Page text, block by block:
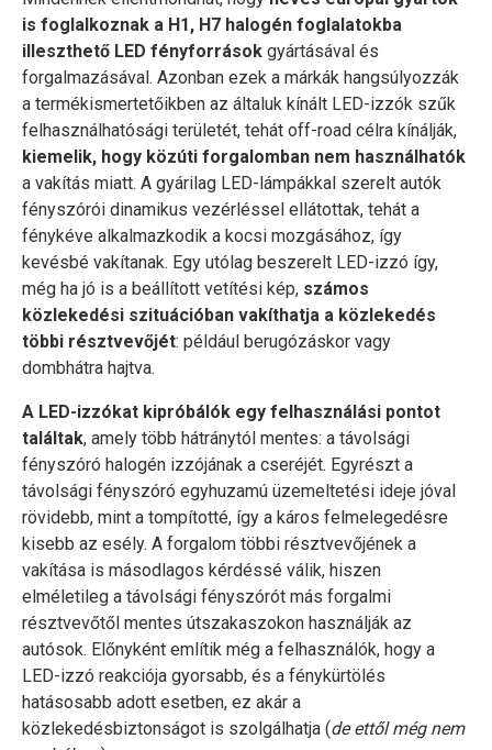
is foglalkoznak a H1, H7 halogén foglalatokba
illeszthető LED fényforrások gyártásával és
forgalmazásával. Azonban ezek a márkák hangsúlyozzák
a termékismertetőikben az általuk kínált LED-izzók szűk
felhasználhatósági területét, tehát off-road célra kínálják,
kiemelik, hogy közúti forgalomban nem használhatók
a vakítás miatt. A gyárilag LED-lámpákkal szerelt autók
fényszórói dinamikus vezérléssel ellátottak, tehát a
fénykéve alkalmazkodik a kocsi mozgásához, így
kevésbé vakítanak. Egy utólag beszerelt LED-izzó így,
még ha jó is a beállított vetítési kép, számos
közlekedési szituációban vakíthatja a közlekedés
többi résztvevőjét: például berugózáskor vagy
dombhátra hajtva.
A LED-izzókat kipróbálók egy felhasználási pontot
találtak, amely több hátránytól mentes: a távolsági
fényszóró halogén izzójának a cseréjét. Egyrészt a
távolsági fényszóró egyhuzamú üzemeltetési ideje jóval
rövidebb, mint a tompítotté, így a káros felmelegedésre
kisebb az esély. A forgalom többi résztvevőjének a
vakítása is másodlagos kérdéssé válik, hiszen
elméletileg a távolsági fényszórót más forgalmi
résztvevőtől mentes útszakaszokon használják az
autósok. Előnyként említik még a felhasználók, hogy a
LED-izzó reakciója gyorsabb, és a fénykürtölés
hatásosabb adott esetben, ez akár a
közlekedésbiztonságot is szolgálhatja (de ettől még nem